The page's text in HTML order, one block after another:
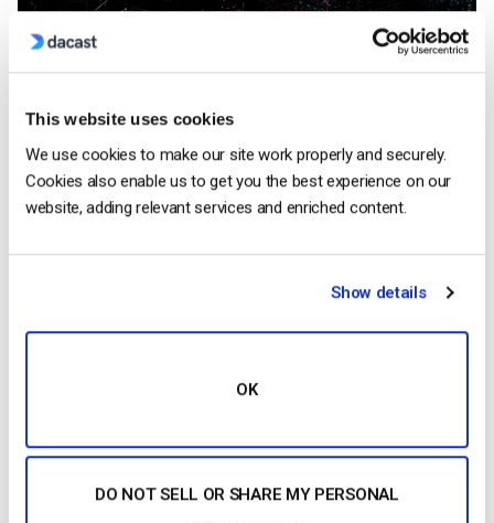
This website uses cookies
We use cookies to make our site work properly and securely.
Cookies also enable us to get you the best experience on our
website, adding relevant services and enriched content.
Show details
OK
DO NOT SELL OR SHARE MY PERSONAL
La tarification d’Azure dépend des services que vous utilisez
environ 8 cents par Go en Amérique du Nord, en Europe, au
.
3. Edgecast
Edgecast est un CDN qui relève de la branche “Digital Media